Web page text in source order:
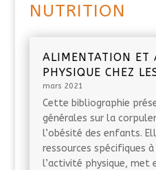
NUTRITION
ALIMENTATION ET
PHYSIQUE CHEZ
mars 2021
Cette bibliographie
générales sur la
l’obésité des enfants.
ressources spécifiques
l’activité physique, met